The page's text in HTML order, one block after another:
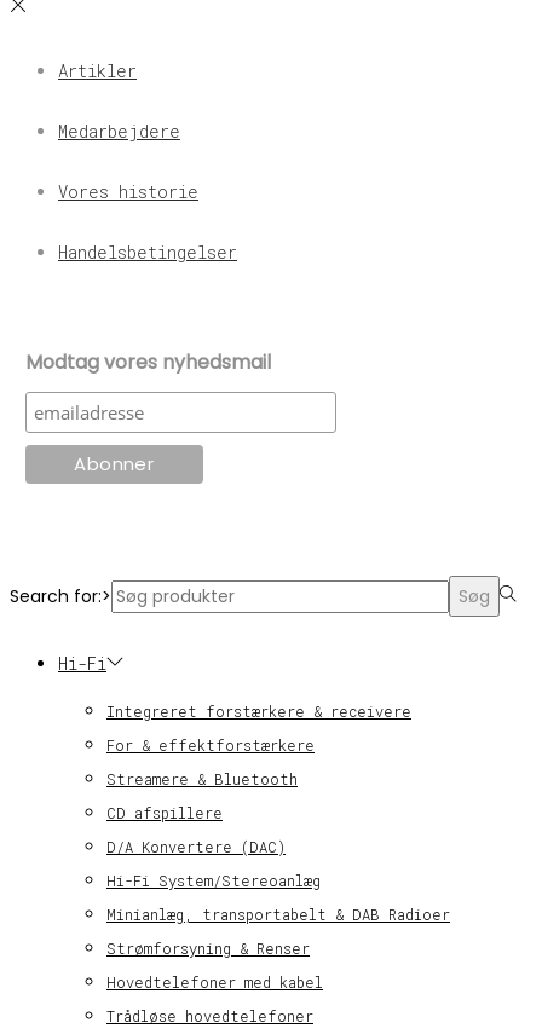
Artikler
Medarbejdere
Vores historie
Handelsbetingelser
Modtag vores nyhedsmail
Search for:> Søg
Hi-Fi
Integreret forstærkere & receivere
For & effektforstærkere
Streamere & Bluetooth
CD afspillere
D/A Konvertere (DAC)
Hi-Fi System/Stereoanlæg
Minianlæg, transportabelt & DAB Radioer
Strømforsyning & Renser
Hovedtelefoner med kabel
Trådløse hovedtelefoner